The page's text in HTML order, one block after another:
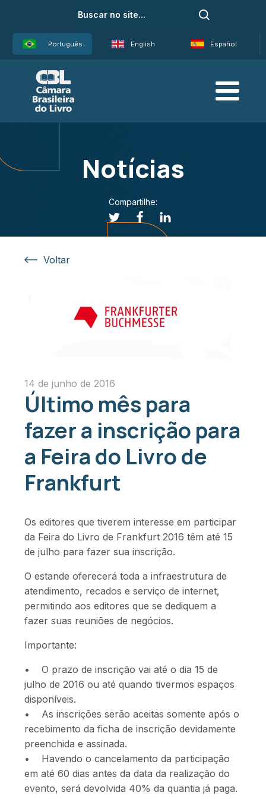
Português English Español
Notícias
Compartilhe:
Voltar
14 de junho de 2016
Último mês para
fazer a inscrição para
a Feira do Livro de
Frankfurt
Os editores que tiverem interesse em participar
da Feira do Livro de Frankfurt 2016 têm até 15
de julho para fazer sua inscrição.
O estande oferecerá toda a infraestrutura de
atendimento, recados e serviço de internet,
permitindo aos editores que se dediquem a
fazer suas reuniões de negócios.
Importante:
• O prazo de inscrição vai até o dia 15 de
julho de 2016 ou até quando tivermos espaços
disponíveis.
• As inscrições serão aceitas somente após o
recebimento da ficha de inscrição devidamente
preenchida e assinada.
• Havendo o cancelamento da participação
em até 60 dias antes da data da realização do
evento, será devolvida 40% da quantia já paga.